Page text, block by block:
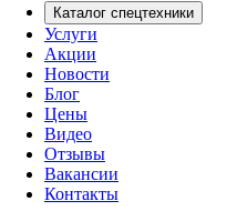
Каталог спецтехники
Услуги
Акции
Новости
Блог
Цены
Видео
Отзывы
Вакансии
Контакты